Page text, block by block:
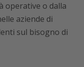
operative o dalla
aziende di
sul bisogno di